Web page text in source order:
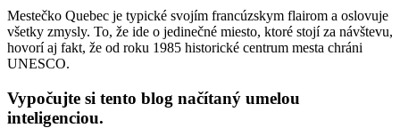
Mestečko Quebec je typické svojím francúzskym flairom a oslovuje
všetky zmysly. To, že ide o jedinečné miesto, ktoré stojí za návštevu,
hovorí aj fakt, že od roku 1985 historické centrum mesta chráni
UNESCO.
Vypočujte si tento blog načítaný umelou
inteligenciou.